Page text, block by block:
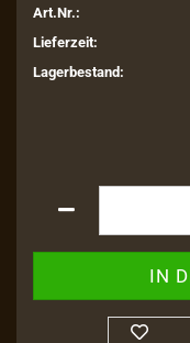
Art.Nr.:
Lieferzeit:
Lagerbestand: